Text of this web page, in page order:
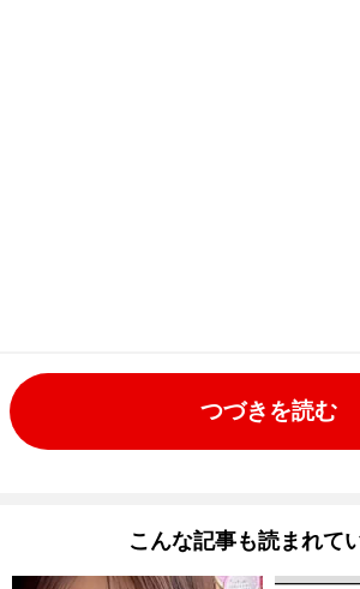
つづきを読む
こんな記事も読まれて